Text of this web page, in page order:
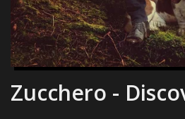
Zucchero -